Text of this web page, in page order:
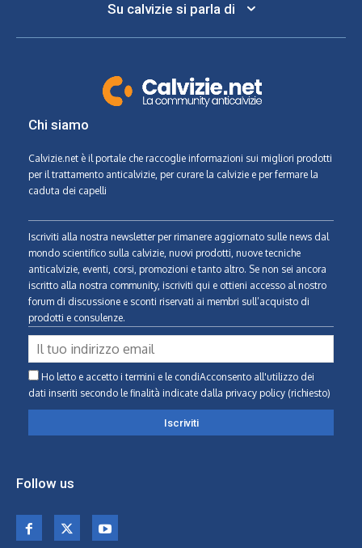
Su calvizie si parla di
Chi siamo
Calvizie.net è il portale che raccoglie informazioni sui migliori prodotti
per il trattamento anticalvizie, per curare la calvizie e per fermare la
caduta dei capelli
Iscriviti alla nostra newsletter per rimanere aggiornato sulle news dal
mondo scientifico sulla calvizie, nuovi prodotti, nuove tecniche
anticalvizie, eventi, corsi, promozioni e tanto altro. Se non sei ancora
iscritto alla nostra community, iscriviti qui e ottieni accesso al nostro
forum di discussione e sconti riservati ai membri sull’acquisto di
prodotti e consulenze.
Ho letto e accetto i termini e le condiAcconsento all'utilizzo dei
dati inseriti secondo le finalità indicate dalla privacy policy (richiesto)
Follow us